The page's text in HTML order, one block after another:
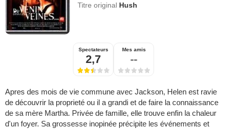
Titre original Hush
Spectateurs
2,7
Mes amis
--
Apres des mois de vie commune avec Jackson, Helen est ravie
de découvrir la proprieté ou il a grandi et de faire la connaissance
de sa mère Martha. Privée de famille, elle trouve enfin la chaleur
d'un foyer. Sa grossesse inopinée précipite les événements et